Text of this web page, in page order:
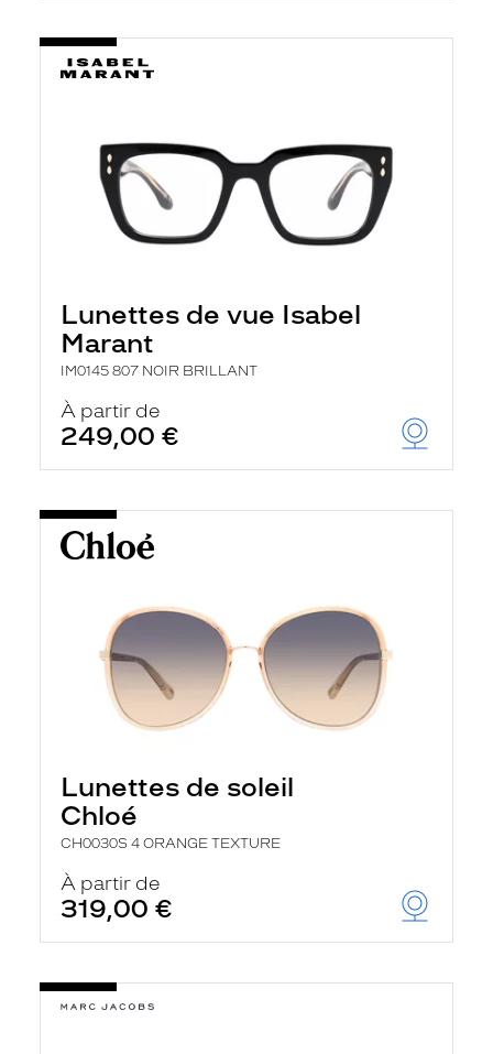
Lunettes de vue Isabel
Marant
IM0145 807 NOIR BRILLANT
À partir de
249,00 €
Lunettes de soleil
Chloé
CH0030S 4 ORANGE TEXTURE
À partir de
319,00 €